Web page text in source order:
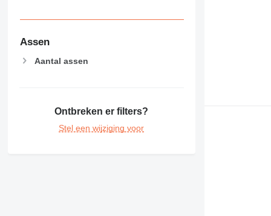
Assen
Aantal assen
Ontbreken er filters?
Stel een wijziging voor